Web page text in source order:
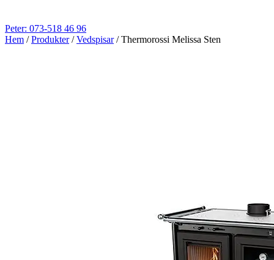
Peter: 073-518 46 96
Hem / Produkter / Vedspisar / Thermorossi Melissa Sten